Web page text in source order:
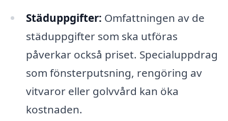
Städuppgifter: Omfattningen av de
städuppgifter som ska utföras
påverkar också priset. Specialuppdrag
som fönsterputsning, rengöring av
vitvaror eller golvvård kan öka
kostnaden.